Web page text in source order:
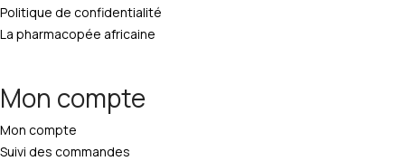
Politique de confidentialité
La pharmacopée africaine
Mon compte
Mon compte
Suivi des commandes